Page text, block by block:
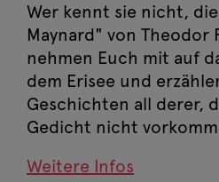
Wer kennt sie nicht,
Maynard" von Theodor
nehmen Euch mit auf
dem Erisee und
Geschichten all derer,
Gedicht nicht
Weitere Infos